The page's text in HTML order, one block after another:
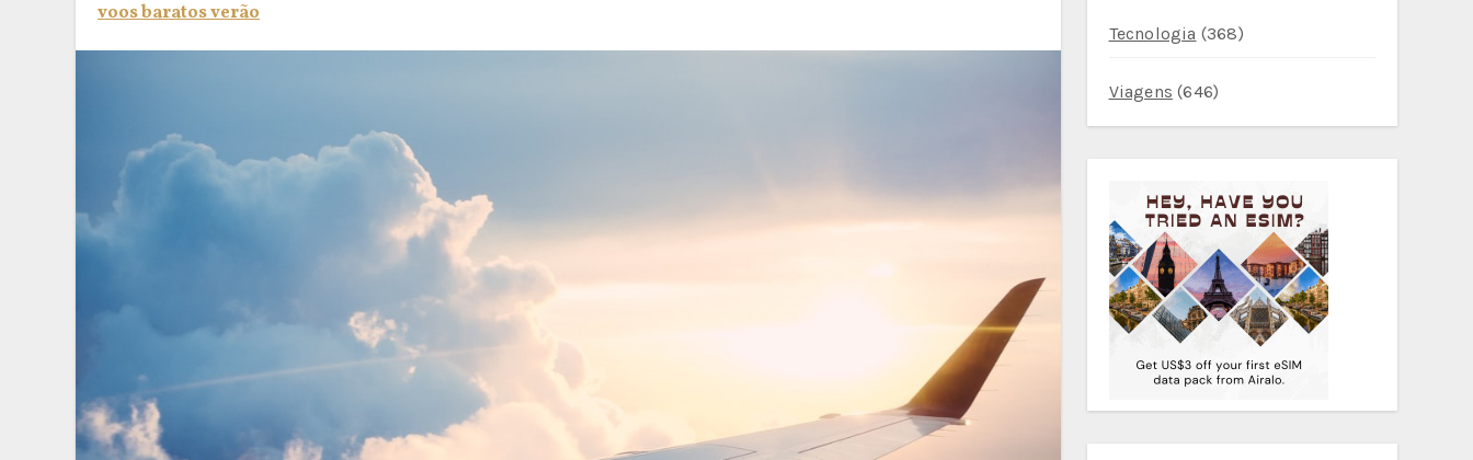
voos baratos verão
Tecnologia (368)
Viagens (646)